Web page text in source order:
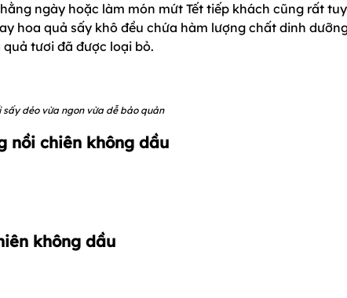
ngày hoặc làm món mứt Tết tiếp khách cũng rất
hoa quả sấy khô đều chứa hàm lượng chất dinh
tươi đã được loại bỏ.
sấy dẻo vừa ngon vừa dễ bảo quản
nồi chiên không dầu
không dầu